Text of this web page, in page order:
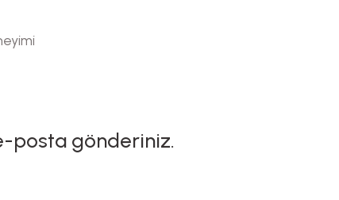
posta gönderiniz.